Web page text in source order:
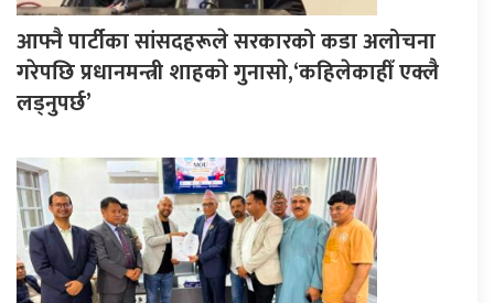
आफ्नै पार्टीका सांसदहरूले सरकारको कडा अलोचना
गरेपछि प्रधानमन्त्री शाहकाे गुनासाे,‘कहिलेकाहीँ एक्लै
लड्नुपर्छ’